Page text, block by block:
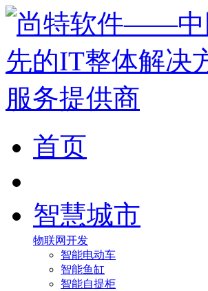
首页
智慧城市
物联网开发
智能电动车
智能鱼缸
智能自提柜